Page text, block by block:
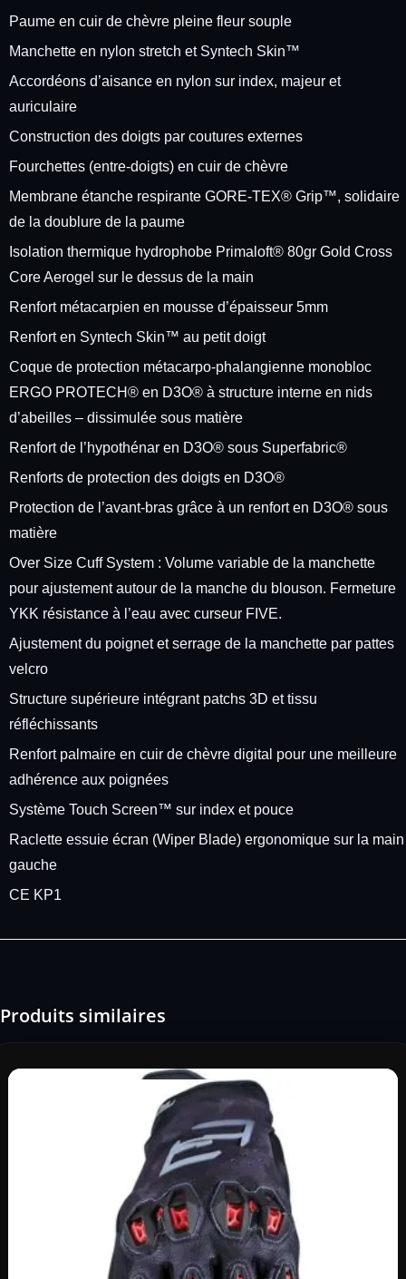
Paume en cuir de chèvre pleine fleur souple
Manchette en nylon stretch et Syntech Skin™
Accordéons d’aisance en nylon sur index, majeur et
auriculaire
Construction des doigts par coutures externes
Fourchettes (entre-doigts) en cuir de chèvre
Membrane étanche respirante GORE-TEX® Grip™, solidaire
de la doublure de la paume
Isolation thermique hydrophobe Primaloft® 80gr Gold Cross
Core Aerogel sur le dessus de la main
Renfort métacarpien en mousse d’épaisseur 5mm
Renfort en Syntech Skin™ au petit doigt
Coque de protection métacarpo-phalangienne monobloc
ERGO PROTECH® en D3O® à structure interne en nids
d’abeilles – dissimulée sous matière
Renfort de l’hypothénar en D3O® sous Superfabric®
Renforts de protection des doigts en D3O®
Protection de l’avant-bras grâce à un renfort en D3O® sous
matière
Over Size Cuff System : Volume variable de la manchette
pour ajustement autour de la manche du blouson. Fermeture
YKK résistance à l’eau avec curseur FIVE.
Ajustement du poignet et serrage de la manchette par pattes
velcro
Structure supérieure intégrant patchs 3D et tissu
réfléchissants
Renfort palmaire en cuir de chèvre digital pour une meilleure
adhérence aux poignées
Système Touch Screen™ sur index et pouce
Raclette essuie écran (Wiper Blade) ergonomique sur la main
gauche
CE KP1
Produits similaires